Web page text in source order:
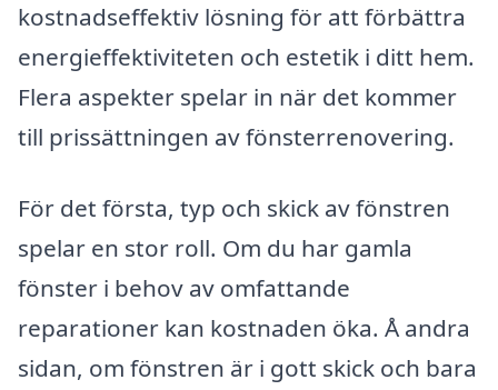
kostnadseffektiv lösning för att förbättra
energieffektiviteten och estetik i ditt hem.
Flera aspekter spelar in när det kommer
till prissättningen av fönsterrenovering.
För det första, typ och skick av fönstren
spelar en stor roll. Om du har gamla
fönster i behov av omfattande
reparationer kan kostnaden öka. Å andra
sidan, om fönstren är i gott skick och bara